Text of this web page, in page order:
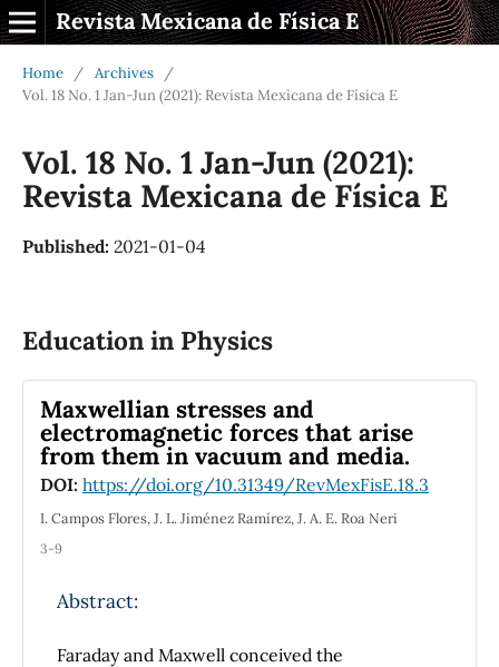
Revista Mexicana de Física E
Home / Archives
/
Vol. 18 No. 1 Jan-Jun (2021): Revista Mexicana de Física E
Vol. 18 No. 1 Jan-Jun (2021):
Revista Mexicana de Física E
Published: 2021-01-04
Education in Physics
Maxwellian stresses and
electromagnetic forces that arise
from them in vacuum and media.
DOI: https://doi.org/10.31349/RevMexFisE.18.3
I. Campos Flores, J. L. Jiménez Ramírez, J. A. E. Roa Neri
3-9
Abstract:
Faraday and Maxwell conceived the